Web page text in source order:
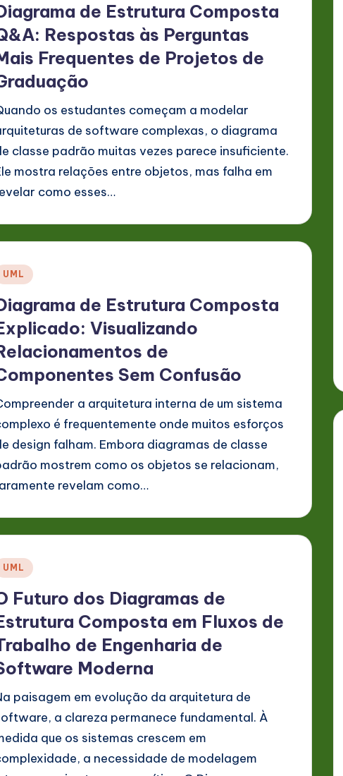
de Estrutura Composta
Respostas às Perguntas
Frequentes de Projetos de
os estudantes começam a modelar
de software complexas, o diagrama
classe padrão muitas vezes parece insuficiente.
mostra relações entre objetos, mas falha em
como esses…
UML
de Estrutura Composta
Visualizando
de
Sem Confusão
a arquitetura interna de um sistema
é frequentemente onde muitos esforços
design falham. Embora diagramas de classe
mostrem como os objetos se relacionam,
revelam como…
UML
Futuro dos Diagramas de
Composta em Fluxos de
de Engenharia de
Moderna
paisagem em evolução da arquitetura de
a clareza permanece fundamental. À
que os sistemas crescem em
a necessidade de modelagem